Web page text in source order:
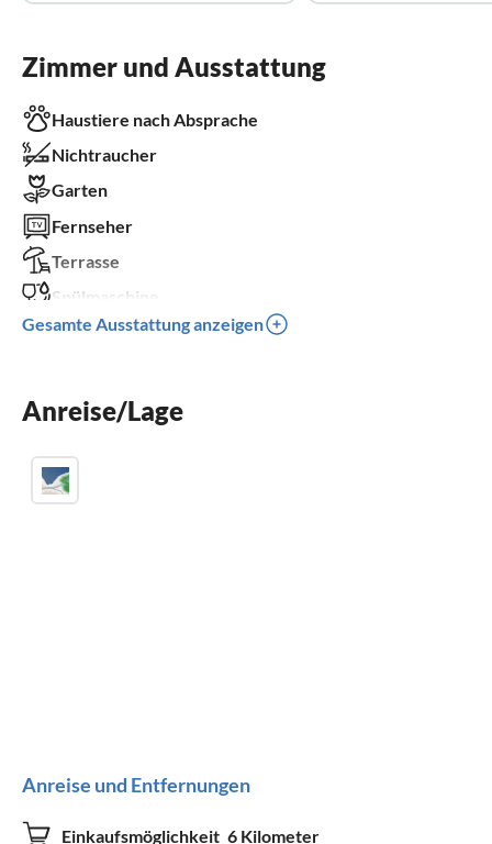
Zimmer und Ausstattung
Haustiere nach Absprache
Nichtraucher
Garten
Fernseher
Terrasse
Spülmaschine
Waschmaschine
Grill
Gesamte Ausstattung anzeigen
Anreise/Lage
Anreise und Entfernungen
Einkaufsmöglichkeit 6 Kilometer